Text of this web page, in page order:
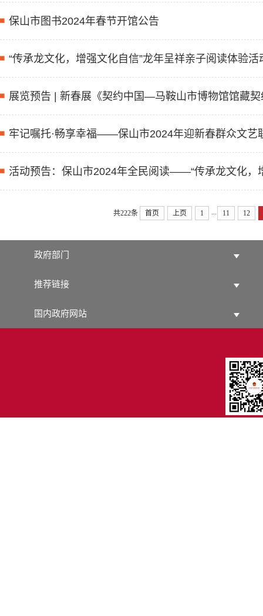
保山市图书2024年春节开馆公告
“传承龙文化，增强文化自信”龙年呈祥亲子阅读体验活
展览预告 | 新春展《契约中国—马鞍山市博物馆馆藏
牢记嘱托·畅享幸福——保山市2024年迎新春群众文艺
活动预告：保山市2024年全民阅读——“传承龙文化，
共222条 首页 上页 1 ... 11 12